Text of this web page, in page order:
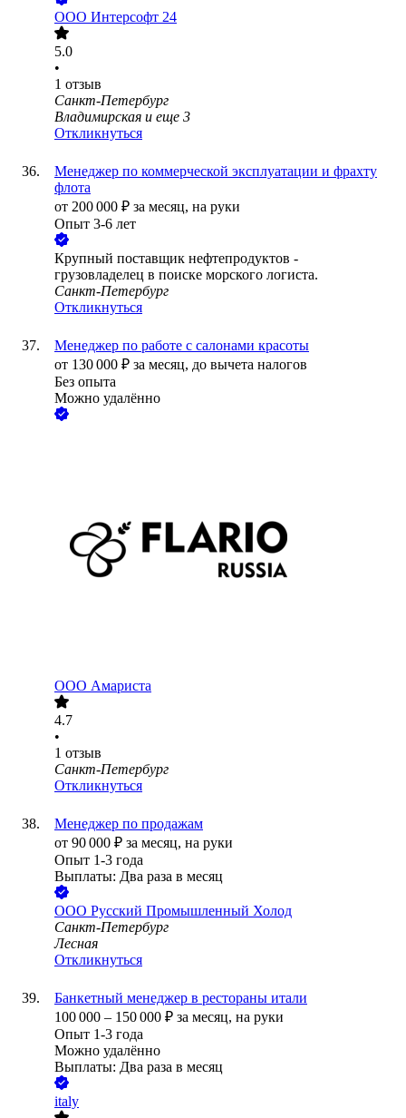
ООО Интерсофт 24
5.0
•
1 отзыв
Санкт-Петербург
Владимирская и еще 3
Откликнуться
Менеджер по коммерческой эксплуатации и фрахту
флота
от 200 000 ₽ за месяц, на руки
Опыт 3-6 лет
Крупный поставщик нефтепродуктов -
грузовладелец в поиске морского логиста.
Санкт-Петербург
Откликнуться
Менеджер по работе с салонами красоты
от 130 000 ₽ за месяц, до вычета налогов
Без опыта
Можно удалённо
ООО Амариста
4.7
•
1 отзыв
Санкт-Петербург
Откликнуться
Менеджер по продажам
от 90 000 ₽ за месяц, на руки
Опыт 1-3 года
Выплаты: Два раза в месяц
ООО Русский Промышленный Холод
Санкт-Петербург
Лесная
Откликнуться
Банкетный менеджер в рестораны итали
100 000 – 150 000 ₽ за месяц, на руки
Опыт 1-3 года
Можно удалённо
Выплаты: Два раза в месяц
italy